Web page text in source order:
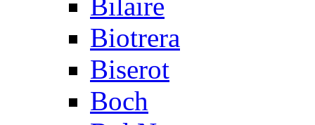
Biotrera
Biserot
Boch